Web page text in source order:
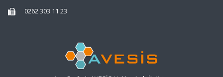
0262 303 11 23